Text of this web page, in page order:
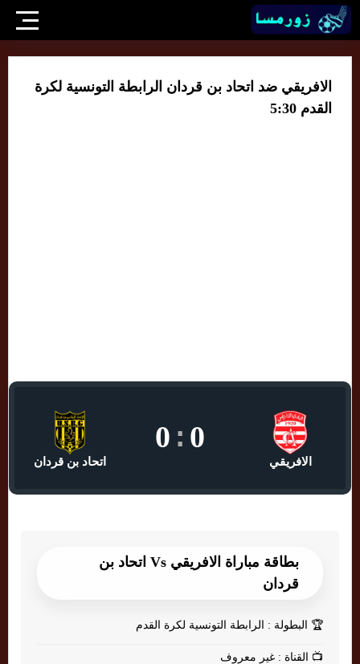
الافريقي ضد اتحاد بن قردان الرابطة التونسية لكرة
القدم 5:30
الافريقي
0
:
0
اتحاد بن قردان
بطاقة مباراة الافريقي Vs اتحاد بن
قردان
🏆 البطولة : الرابطة التونسية لكرة القدم
📺 القناة : غير معروف